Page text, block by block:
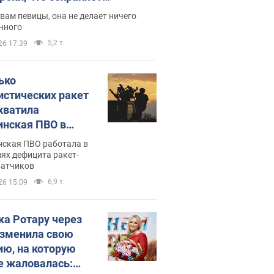
ведь у нее нет детей
певицы, она не делает ничего
17:39 5,2 т.
ракет
ПВО в
в Минобороны
цифру
ПВО работала в
дефицита ракет-
15:09 6,9 т.
Ротару через
свою
на которую
жаловалась: